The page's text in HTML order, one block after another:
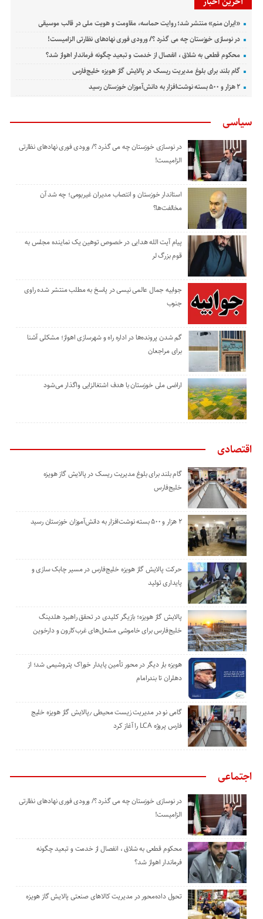
«ایران منم» منتشر شد؛ روایت حماسه، مقاومت و هویت ملی در قالب موسیقی
در نوسازی خوزستان چه می گذرد ؟/ ورودی فوری نهادهای نظارتی الزامیست!
محکوم قطعی به شلاق ، انفصال از خدمت و تبعید چگونه فرماندار اهواز شد؟
گام بلند برای بلوغ مدیریت ریسک در پالایش گاز هویزه خلیج‌فارس
۲ هزار و ۵۰۰ بسته نوشت‌افزار به دانش‌آموزان خوزستان رسید
سیاسی
در نوسازی خوزستان چه می گذرد ؟/ ورودی فوری نهادهای نظارتی
الزامیست!
استاندار خوزستان و انتصاب مدیران غیربومی؛ چه شد آن
مخالفت‌ها؟
پیام آیت الله هدایی در خصوص توهین یک نماینده مجلس به
قوم بزرگ لر
جوابیه جمال عالمی نیسی در پاسخ به مطلب منتشر شده راوی
جنوب
گم شدن پرونده‌ها در اداره راه و شهرسازی اهواز؛ مشکلی آشنا
برای مراجعان
اراضی ملی خوزستان با هدف اشتغالزایی واگذار می‌شود
اقتصادی
گام بلند برای بلوغ مدیریت ریسک در پالایش گاز هویزه
خلیج‌فارس
۲ هزار و ۵۰۰ بسته نوشت‌افزار به دانش‌آموزان خوزستان رسید
حرکت پالایش گاز هویزه خلیج‌فارس در مسیر چابک سازی و
پایداری تولید
پالایش گاز هویزه؛ بازیگر کلیدی در تحقق راهبرد هلدینگ
خلیج‌فارس برای خاموشی مشعل‌های غرب‌کارون و دارخوین
هویزه بار دیگر در محور تأمین پایدار خوراک پتروشیمی شد؛ از
دهلران تا بندرامام
گامی نو در مدیریت زیست ‌محیطی ٫پالایش گاز هویزه خلیج
‌فارس پروژه LCA را آغاز کرد
اجتماعی
در نوسازی خوزستان چه می گذرد ؟/ ورودی فوری نهادهای نظارتی
الزامیست!
محکوم قطعی به شلاق ، انفصال از خدمت و تبعید چگونه
فرماندار اهواز شد؟
تحول داده‌محور در مدیریت کالاهای صنعتی پالایش گاز هویزه